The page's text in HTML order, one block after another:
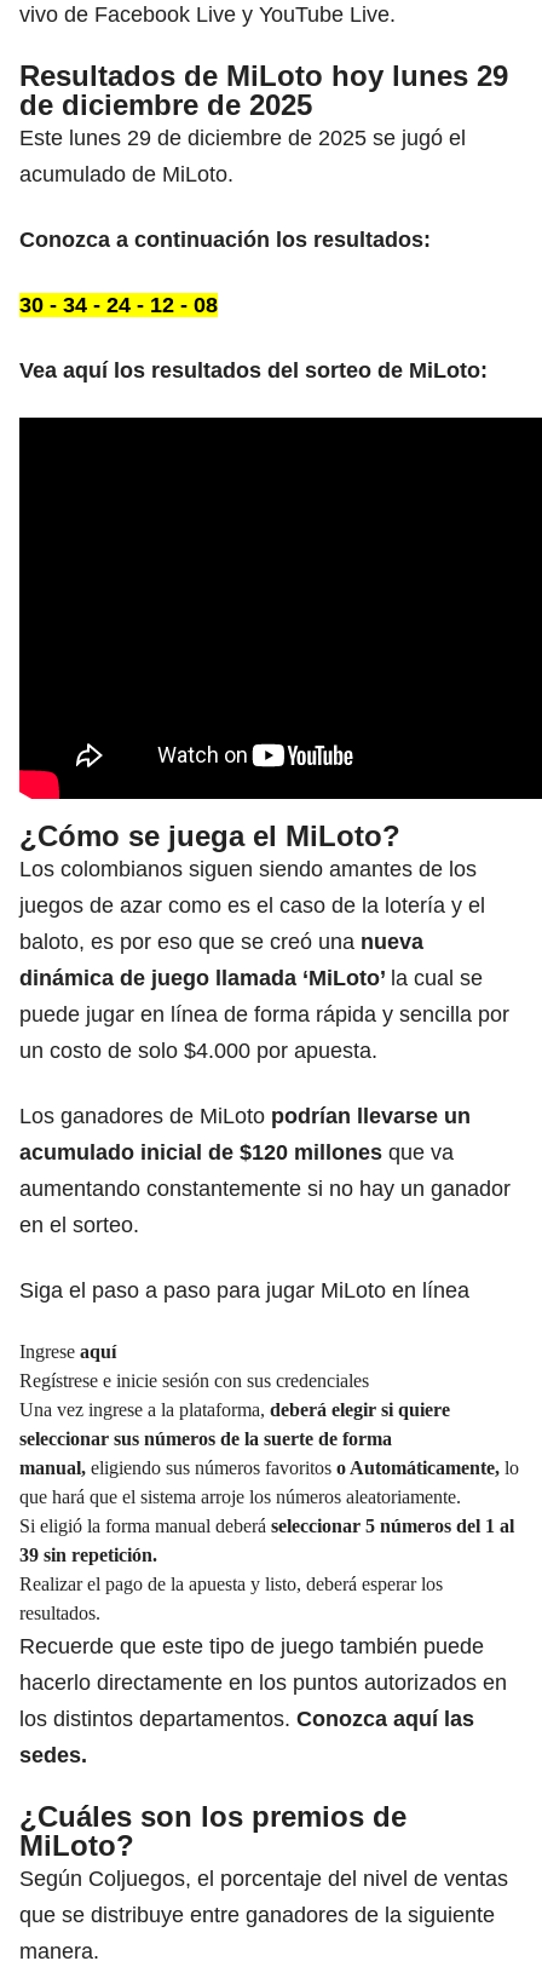
vivo de Facebook Live y YouTube Live.
Resultados de MiLoto hoy lunes 29
de diciembre de 2025
Este lunes 29 de diciembre de 2025 se jugó el
acumulado de MiLoto.
Conozca a continuación los resultados:
30 - 34 - 24 - 12 - 08
Vea aquí los resultados del sorteo de MiLoto:
¿Cómo se juega el MiLoto?
Los colombianos siguen siendo amantes de los
juegos de azar como es el caso de la lotería y el
baloto, es por eso que se creó una nueva
dinámica de juego llamada ‘MiLoto’ la cual se
puede jugar en línea de forma rápida y sencilla por
un costo de solo $4.000 por apuesta.
Los ganadores de MiLoto podrían llevarse un
acumulado inicial de $120 millones que va
aumentando constantemente si no hay un ganador
en el sorteo.
Siga el paso a paso para jugar MiLoto en línea
Ingrese aquí
Regístrese e inicie sesión con sus credenciales
Una vez ingrese a la plataforma, deberá elegir si quiere
seleccionar sus números de la suerte de forma
manual, eligiendo sus números favoritos o Automáticamente, lo
que hará que el sistema arroje los números aleatoriamente.
Si eligió la forma manual deberá seleccionar 5 números del 1 al
39 sin repetición.
Realizar el pago de la apuesta y listo, deberá esperar los
resultados.
Recuerde que este tipo de juego también puede
hacerlo directamente en los puntos autorizados en
los distintos departamentos. Conozca aquí las
sedes.
¿Cuáles son los premios de
MiLoto?
Según Coljuegos, el porcentaje del nivel de ventas
que se distribuye entre ganadores de la siguiente
manera.